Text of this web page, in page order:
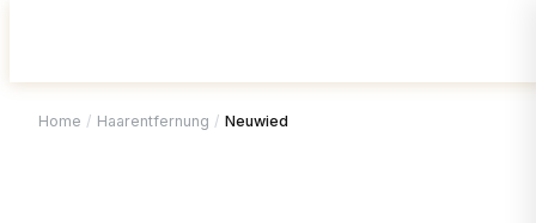
Home / Haarentfernung / Neuwied